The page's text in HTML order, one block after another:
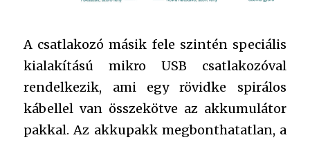
A csatlakozó másik fele szintén speciális
kialakítású mikro USB csatlakozóval
rendelkezik, ami egy rövidke spirálos
kábellel van összekötve az akkumulátor
pakkal. Az akkupakk megbonthatatlan, a